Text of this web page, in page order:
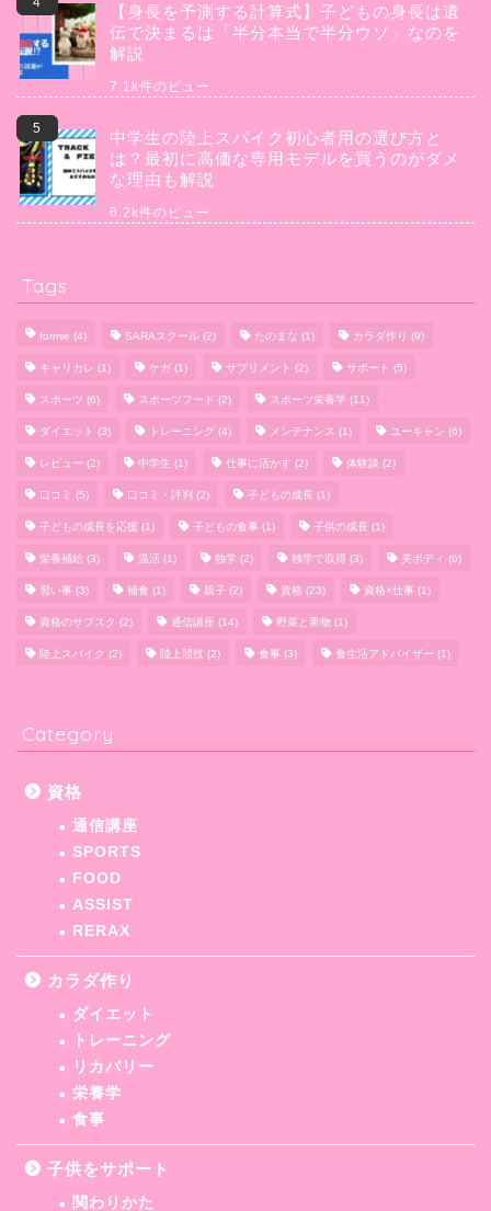
【身長を予測する計算式】子どもの身長は遺
伝で決まるは「半分本当で半分ウソ」なのを
解説
7.1k件のビュー
中学生の陸上スパイク初心者用の選び方と
は？最初に高価な専用モデルを買うのがダメ
な理由も解説
6.2k件のビュー
Tags
formie (4) SARAスクール (2) たのまな (1) カラダ作り (9)
キャリカレ (1) ケガ (1) サプリメント (2) サポート (5)
スポーツ (6) スポーツフード (2) スポーツ栄養学 (11)
ダイエット (3) トレーニング (4) メンテナンス (1) ユーキャン (6)
レビュー (2) 中学生 (1) 仕事に活かす (2) 体験談 (2)
口コミ (5) 口コミ・評判 (2) 子どもの成長 (1)
子どもの成長を応援 (1) 子どもの食事 (1) 子供の成長 (1)
栄養補給 (3) 温活 (1) 独学 (2) 独学で取得 (3) 美ボディ (6)
習い事 (3) 補食 (1) 親子 (2) 資格 (23) 資格×仕事 (1)
資格のサブスク (2) 通信講座 (14) 野菜と果物 (1)
陸上スパイク (2) 陸上競技 (2) 食事 (3) 食生活アドバイザー (1)
Category
資格
通信講座
SPORTS
FOOD
ASSIST
RERAX
カラダ作り
ダイエット
トレーニング
リカバリー
栄養学
食事
子供をサポート
関わりかた